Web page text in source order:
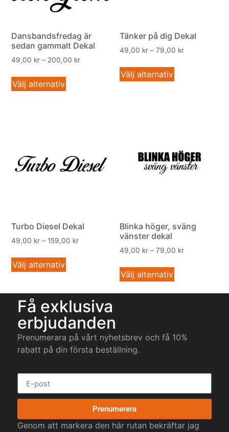
Dansbandsfredag är
sedan gammalt Dekal
49,00 kr – 200,00 kr
Välj alternativ
Tänker på dig Dekal
49,00 kr – 79,00 kr
Välj alternativ
Turbo Diesel Dekal
49,00 kr – 159,00 kr
Välj alternativ
Blinka höger, sväng
vänster dekal
49,00 kr – 79,00 kr
Välj alternativ
Få exklusiva
erbjudanden
Prenumerara på vårt nyhetsbrev och få 10%
rabatt på din första beställning.
Prenumerera
Genom att markera den här rutan bekräftar jag